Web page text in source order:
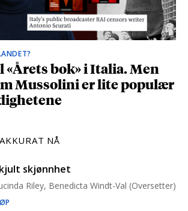
«Årets bok» i Italia. Men
Mussolini er lite populær
NÅ
skjønnhet
Riley, Benedicta Windt-Val (Oversetter)